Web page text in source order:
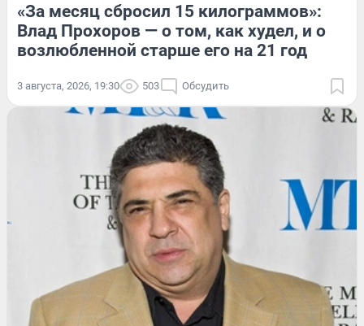
«За месяц сбросил 15 килограммов»:
Влад Прохоров — о том, как худел, и о
возлюбленной старше его на 21 год
3 августа, 2026, 19:30 503 Обсудить